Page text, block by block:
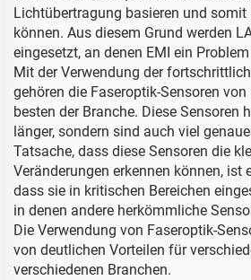
Lichtübertragung basieren und somit
können. Aus diesem Grund werden
eingesetzt, an denen EMI ein
Mit der Verwendung der
gehören die Faseroptik-Sensoren von
besten der Branche. Diese Sensoren
länger, sondern sind auch viel
Tatsache, dass diese Sensoren die
Veränderungen erkennen können, ist
dass sie in kritischen Bereichen
in denen andere herkömmliche
Die Verwendung von Faseroptik-
von deutlichen Vorteilen für
verschiedenen Branchen.